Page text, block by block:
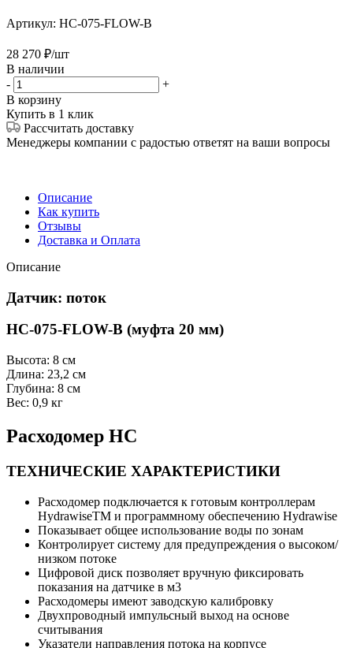
Артикул: HC-075-FLOW-B
28 270 ₽/шт
В наличии
-
+
В корзину
Купить в 1 клик
Рассчитать доставку
Менеджеры компании с радостью ответят на ваши вопросы
Описание
Как купить
Отзывы
Доставка и Оплата
Описание
Датчик: поток
HC-075-FLOW-B (муфта 20 мм)
Высота: 8 см
Длина: 23,2 см
Глубина: 8 см
Вес: 0,9 кг
Расходомер НС
ТЕХНИЧЕСКИЕ ХАРАКТЕРИСТИКИ
Расходомер подключается к готовым контроллерам
HydrawiseTM и программному обеспечению Hydrawise
Показывает общее использование воды по зонам
Контролирует систему для предупреждения о высоком/
низком потоке
Цифровой диск позволяет вручную фиксировать
показания на датчике в м3
Расходомеры имеют заводскую калибровку
Двухпроводный импульсный выход на основе
считывания
Указатели направления потока на корпусе